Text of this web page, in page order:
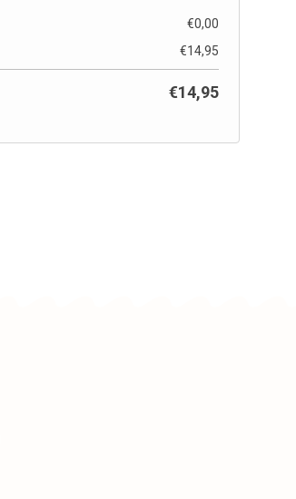
€0,00
€14,95
€14,95